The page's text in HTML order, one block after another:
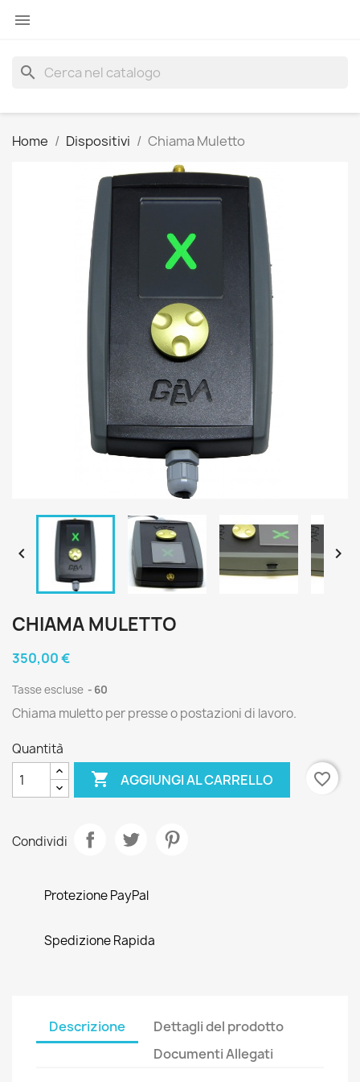

search
Home Dispositivi Chiama Muletto
 
CHIAMA MULETTO
350,00 €
Tasse escluse 60
Chiama muletto per presse o postazioni di lavoro.
Quantità
 AGGIUNGI AL CARRELLO favorite_border
Condividi
Protezione PayPal
Spedizione Rapida
Descrizione
Dettagli del prodotto
Documenti Allegati